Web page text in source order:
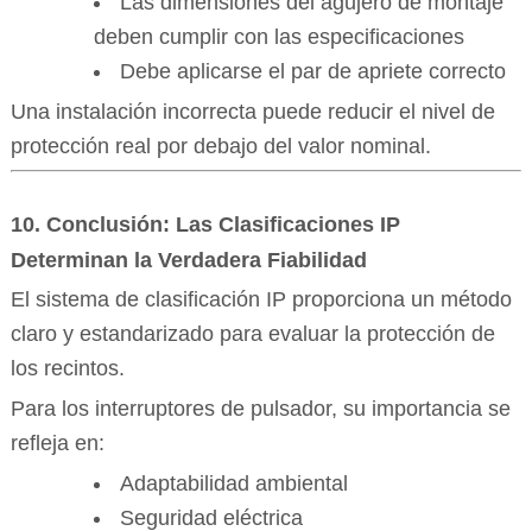
deben cumplir con las especificaciones
Debe aplicarse el par de apriete correcto
Una instalación incorrecta puede reducir el nivel de
protección real por debajo del valor nominal.
10. Conclusión: Las Clasificaciones IP
Determinan la Verdadera Fiabilidad
El sistema de clasificación IP proporciona un método
claro y estandarizado para evaluar la protección de
los recintos.
Para los interruptores de pulsador, su importancia se
refleja en:
Adaptabilidad ambiental
Seguridad eléctrica